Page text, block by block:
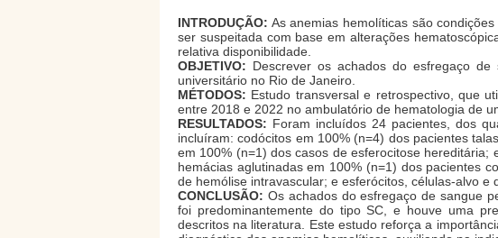
INTRODUÇÃO: As anemias hemolíticas são
ser suspeitada com base em alterações
relativa disponibilidade.
OBJETIVO: Descrever os achados do esfregaço
universitário no Rio de Janeiro.
MÉTODOS: Estudo transversal e retrospectivo, que
entre 2018 e 2022 no ambulatório de hematologia de
RESULTADOS: Foram incluídos 24 pacientes, dos
incluíram: codócitos em 100% (n=4) dos pacientes
em 100% (n=1) dos casos de esferocitose
hemácias aglutinadas em 100% (n=1) dos pacientes
de hemólise intravascular; e esferócitos, células-alvo
CONCLUSÃO: Os achados do esfregaço de sangue
foi predominantemente do tipo SC, e houve uma
descritos na literatura. Este estudo reforça a